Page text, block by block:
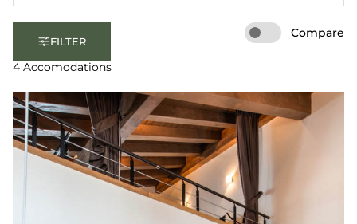
FILTER
4 Accomodations
Compare